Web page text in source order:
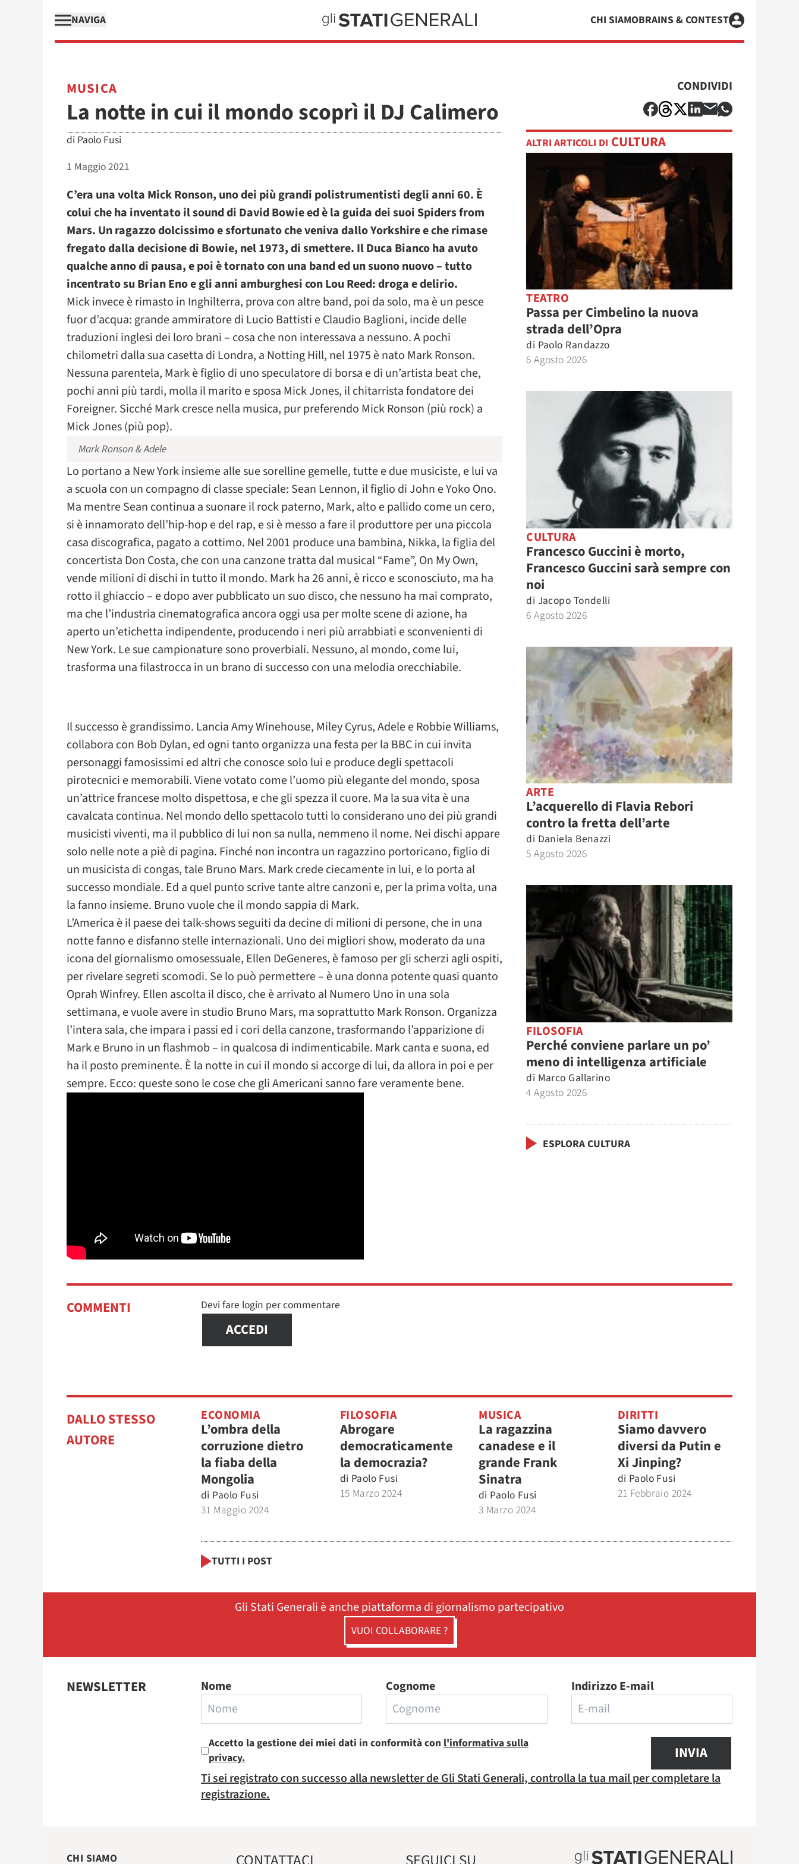
NAVIGA CHI SIAMOBRAINS & CONTEST
MUSICA
La notte in cui il mondo scoprì il DJ Calimero
di Paolo Fusi
1 Maggio 2021
C’era una volta Mick Ronson, uno dei più grandi polistrumentisti degli anni 60. È
colui che ha inventato il sound di David Bowie ed è la guida dei suoi Spiders from
Mars. Un ragazzo dolcissimo e sfortunato che veniva dallo Yorkshire e che rimase
fregato dalla decisione di Bowie, nel 1973, di smettere. Il Duca Bianco ha avuto
qualche anno di pausa, e poi è tornato con una band ed un suono nuovo – tutto
incentrato su Brian Eno e gli anni amburghesi con Lou Reed: droga e delirio.
Mick invece è rimasto in Inghilterra, prova con altre band, poi da solo, ma è un pesce
fuor d’acqua: grande ammiratore di Lucio Battisti e Claudio Baglioni, incide delle
traduzioni inglesi dei loro brani – cosa che non interessava a nessuno. A pochi
chilometri dalla sua casetta di Londra, a Notting Hill, nel 1975 è nato Mark Ronson.
Nessuna parentela, Mark è figlio di uno speculatore di borsa e di un’artista beat che,
pochi anni più tardi, molla il marito e sposa Mick Jones, il chitarrista fondatore dei
Foreigner. Sicché Mark cresce nella musica, pur preferendo Mick Ronson (più rock) a
Mick Jones (più pop).
Mark Ronson & Adele
Lo portano a New York insieme alle sue sorelline gemelle, tutte e due musiciste, e lui va
a scuola con un compagno di classe speciale: Sean Lennon, il figlio di John e Yoko Ono.
Ma mentre Sean continua a suonare il rock paterno, Mark, alto e pallido come un cero,
si è innamorato dell’hip-hop e del rap, e si è messo a fare il produttore per una piccola
casa discografica, pagato a cottimo. Nel 2001 produce una bambina, Nikka, la figlia del
concertista Don Costa, che con una canzone tratta dal musical “Fame”, On My Own,
vende milioni di dischi in tutto il mondo. Mark ha 26 anni, è ricco e sconosciuto, ma ha
rotto il ghiaccio – e dopo aver pubblicato un suo disco, che nessuno ha mai comprato,
ma che l’industria cinematografica ancora oggi usa per molte scene di azione, ha
aperto un’etichetta indipendente, producendo i neri più arrabbiati e sconvenienti di
New York. Le sue campionature sono proverbiali. Nessuno, al mondo, come lui,
trasforma una filastrocca in un brano di successo con una melodia orecchiabile.
Il successo è grandissimo. Lancia Amy Winehouse, Miley Cyrus, Adele e Robbie Williams,
collabora con Bob Dylan, ed ogni tanto organizza una festa per la BBC in cui invita
personaggi famosissimi ed altri che conosce solo lui e produce degli spettacoli
pirotecnici e memorabili. Viene votato come l’uomo più elegante del mondo, sposa
un’attrice francese molto dispettosa, e che gli spezza il cuore. Ma la sua vita è una
cavalcata continua. Nel mondo dello spettacolo tutti lo considerano uno dei più grandi
musicisti viventi, ma il pubblico di lui non sa nulla, nemmeno il nome. Nei dischi appare
solo nelle note a piè di pagina. Finché non incontra un ragazzino portoricano, figlio di
un musicista di congas, tale Bruno Mars. Mark crede ciecamente in lui, e lo porta al
successo mondiale. Ed a quel punto scrive tante altre canzoni e, per la prima volta, una
la fanno insieme. Bruno vuole che il mondo sappia di Mark.
L’America è il paese dei talk-shows seguiti da decine di milioni di persone, che in una
notte fanno e disfanno stelle internazionali. Uno dei migliori show, moderato da una
icona del giornalismo omosessuale, Ellen DeGeneres, è famoso per gli scherzi agli ospiti,
per rivelare segreti scomodi. Se lo può permettere – è una donna potente quasi quanto
Oprah Winfrey. Ellen ascolta il disco, che è arrivato al Numero Uno in una sola
settimana, e vuole avere in studio Bruno Mars, ma soprattutto Mark Ronson. Organizza
l’intera sala, che impara i passi ed i cori della canzone, trasformando l’apparizione di
Mark e Bruno in un flashmob – in qualcosa di indimenticabile. Mark canta e suona, ed
ha il posto preminente. È la notte in cui il mondo si accorge di lui, da allora in poi e per
sempre. Ecco: queste sono le cose che gli Americani sanno fare veramente bene.
CONDIVIDI
ALTRI ARTICOLI DI CULTURA
TEATRO
Passa per Cimbelino la nuova
strada dell’Opra
di Paolo Randazzo
6 Agosto 2026
CULTURA
Francesco Guccini è morto,
Francesco Guccini sarà sempre con
noi
di Jacopo Tondelli
6 Agosto 2026
ARTE
L’acquerello di Flavia Rebori
contro la fretta dell’arte
di Daniela Benazzi
5 Agosto 2026
FILOSOFIA
Perché conviene parlare un po’
meno di intelligenza artificiale
di Marco Gallarino
4 Agosto 2026
ESPLORA CULTURA
COMMENTI Devi fare login per commentare
ACCEDI
DALLO STESSO
AUTORE
ECONOMIA
L’ombra della
corruzione dietro
la fiaba della
Mongolia
di Paolo Fusi
31 Maggio 2024
FILOSOFIA
Abrogare
democraticamente
la democrazia?
di Paolo Fusi
15 Marzo 2024
MUSICA
La ragazzina
canadese e il
grande Frank
Sinatra
di Paolo Fusi
3 Marzo 2024
DIRITTI
Siamo davvero
diversi da Putin e
Xi Jinping?
di Paolo Fusi
21 Febbraio 2024
TUTTI I POST
Gli Stati Generali è anche piattaforma di giornalismo partecipativo
VUOI COLLABORARE ?
NEWSLETTER Nome Cognome Indirizzo E-mail
Accetto la gestione dei miei dati in conformità con l'informativa sulla
privacy.
INVIA
Ti sei registrato con successo alla newsletter de Gli Stati Generali, controlla la tua mail per completare la
registrazione.
CHI SIAMO